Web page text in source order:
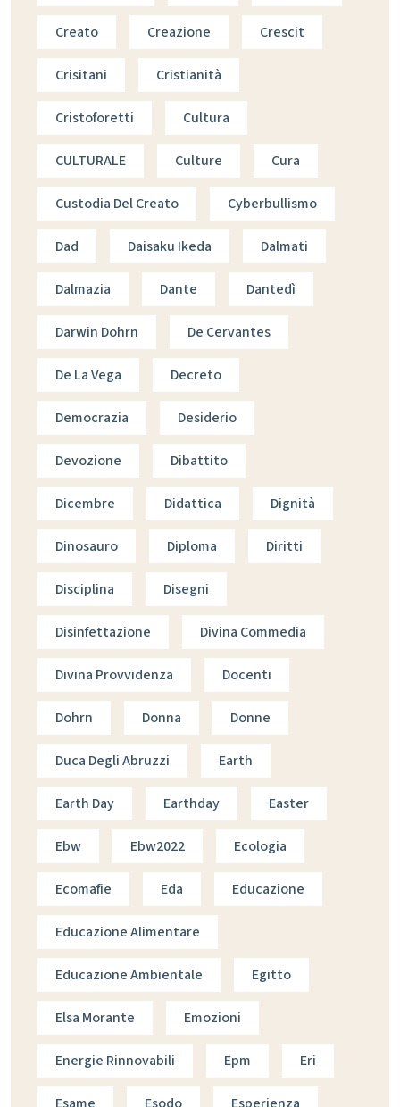
Creato Creazione Crescit
Crisitani Cristianità
Cristoforetti Cultura
CULTURALE Culture Cura
Custodia Del Creato Cyberbullismo
Dad Daisaku Ikeda Dalmati
Dalmazia Dante Dantedì
Darwin Dohrn De Cervantes
De La Vega Decreto
Democrazia Desiderio
Devozione Dibattito
Dicembre Didattica Dignità
Dinosauro Diploma Diritti
Disciplina Disegni
Disinfettazione Divina Commedia
Divina Provvidenza Docenti
Dohrn Donna Donne
Duca Degli Abruzzi Earth
Earth Day Earthday Easter
Ebw Ebw2022 Ecologia
Ecomafie Eda Educazione
Educazione Alimentare
Educazione Ambientale Egitto
Elsa Morante Emozioni
Energie Rinnovabili Epm Eri
Esame Esodo Esperienza